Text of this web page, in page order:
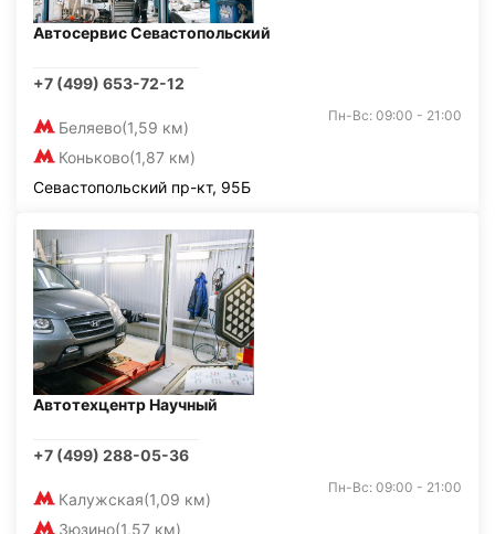
Автосервис Севастопольский
+7 (499) 653-72-12
Беляево(1,59 км)
Коньково(1,87 км)
Пн-Вс: 09:00 - 21:00
Севастопольский пр-кт, 95Б
Автотехцентр Научный
+7 (499) 288-05-36
Калужская(1,09 км)
Зюзино(1,57 км)
Пн-Вс: 09:00 - 21:00